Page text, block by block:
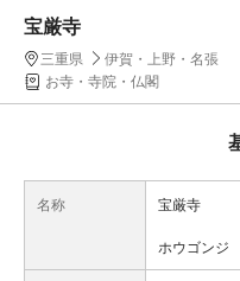
宝厳寺
三重県
伊賀・上野・名張
お寺・寺院・仏閣
名称 宝厳寺
ホウゴンジ